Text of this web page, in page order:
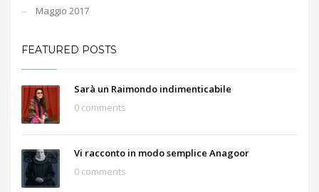
Maggio 2017
FEATURED POSTS
Sarà un Raimondo indimenticabile
0 comments
Vi racconto in modo semplice Anagoor
0 comments